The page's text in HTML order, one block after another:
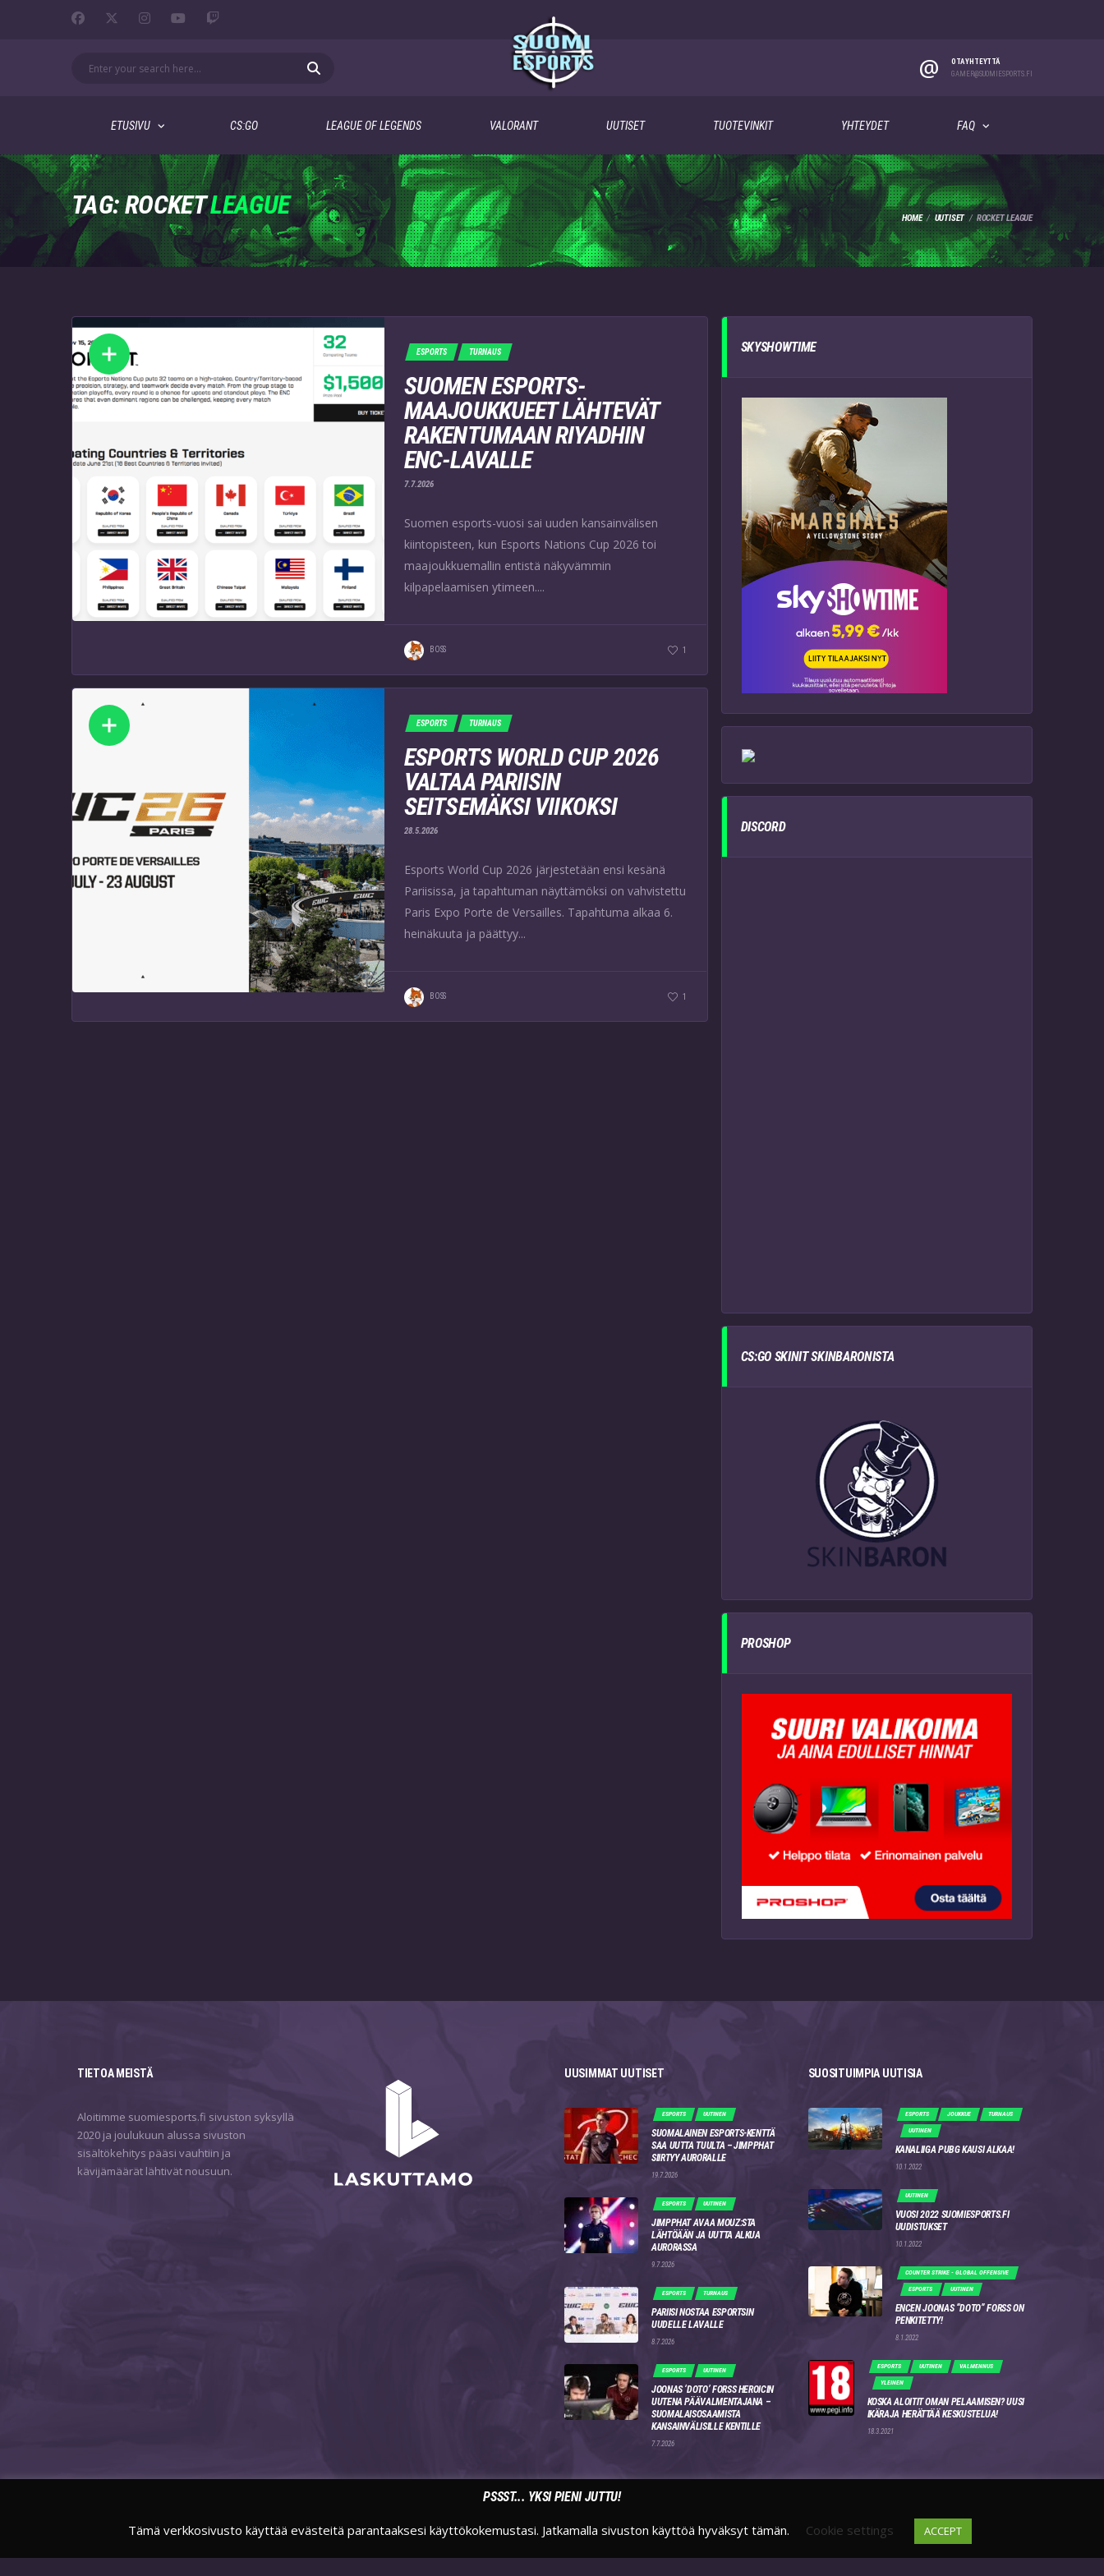
@
OTA YHTEYTTÄ
GAMER@SUOMIESPORTS.FI
ETUSIVU CS:GO LEAGUE OF LEGENDS VALORANT UUTISET TUOTEVINKIT YHTEYDET FAQ
TAG: ROCKETLEAGUE HOME UUTISET ROCKET LEAGUE
ESPORTS TURNAUS
SUOMEN ESPORTS-
MAAJOUKKUEET LÄHTEVÄT
RAKENTUMAAN RIYADHIN
ENC-LAVALLE
7.7.2026
Suomen esports-vuosi sai uuden kansainvälisen
kiintopisteen, kun Esports Nations Cup 2026 toi
maajoukkuemallin entistä näkyvämmin
kilpapelaamisen ytimeen....
BOSS 1
ESPORTS TURNAUS
ESPORTS WORLD CUP 2026
VALTAA PARIISIN
SEITSEMÄKSI VIIKOKSI
28.5.2026
Esports World Cup 2026 järjestetään ensi kesänä
Pariisissa, ja tapahtuman näyttämöksi on vahvistettu
Paris Expo Porte de Versailles. Tapahtuma alkaa 6.
heinäkuuta ja päättyy...
BOSS 1
SKYSHOWTIME
DISCORD
CS:GO SKINIT SKINBARONISTA
PROSHOP
TIETOA MEISTÄ
Aloitimme suomiesports.fi sivuston syksyllä
2020 ja joulukuun alussa sivuston
sisältökehitys pääsi vauhtiin ja
kävijämäärät lähtivät nousuun.
UUSIMMAT UUTISET
ESPORTS UUTINEN
SUOMALAINEN ESPORTS-KENTTÄ
SAA UUTTA TUULTA – JIMPPHAT
SIIRTYY AURORALLE
19.7.2026
ESPORTS UUTINEN
JIMPPHAT AVAA MOUZ:STA
LÄHTÖÄÄN JA UUTTA ALKUA
AURORASSA
9.7.2026
ESPORTS TURNAUS
PARIISI NOSTAA ESPORTSIN
UUDELLE LAVALLE
8.7.2026
ESPORTS UUTINEN
JOONAS ‘DOTO’ FORSS HEROICIN
UUTENA PÄÄVALMENTAJANA –
SUOMALAISOSAAMISTA
KANSAINVÄLISILLE KENTILLE
7.7.2026
SUOSITUIMPIA UUTISIA
ESPORTS JOUKKUE TURNAUS
UUTINEN
KANALIIGA PUBG KAUSI ALKAA!
10.1.2022
UUTINEN
VUOSI 2022 SUOMIESPORTS.FI
UUDISTUKSET
10.1.2022
COUNTER STRIKE - GLOBAL OFFENSIVE
ESPORTS UUTINEN
ENCEN JOONAS “DOTO” FORSS ON
PENKITETTY!
8.1.2022
ESPORTS UUTINEN VALMENNUS
YLEINEN
KOSKA ALOITIT OMAN PELAAMISEN? UUSI
IKÄRAJA HERÄTTÄÄ KESKUSTELUA!
18.3.2021
FACEBOOK TWITTER INSTAGRAM TWITCH DISCORD
PSSST... YKSI PIENI JUTTU!
Tämä verkkosivusto käyttää evästeitä parantaaksesi käyttökokemustasi. Jatkamalla sivuston käyttöä hyväksyt tämän. Cookie settings ACCEPT